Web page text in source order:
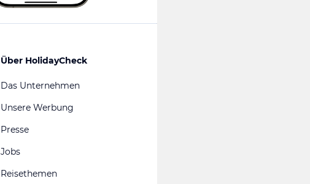
Über HolidayCheck
Das Unternehmen
Unsere Werbung
Presse
Jobs
Reisethemen